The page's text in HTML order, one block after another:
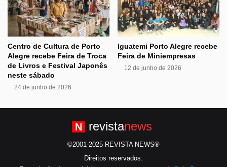
Centro de Cultura de Porto
Alegre recebe Feira de Troca
de Livros e Festival Japonês
neste sábado
24 de junho de 2026
Iguatemi Porto Alegre recebe
Feira de Miniempresas
12 de junho de 2026
N revistanews
©2001-2025 REVISTA NEWS®
Direitos reservados.